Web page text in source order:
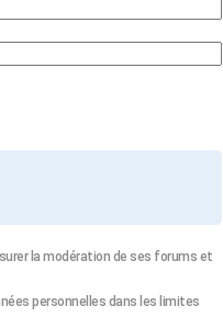
la modération de ses forums et
personnelles dans les limites